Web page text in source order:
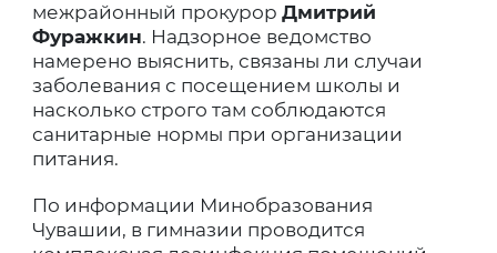
межрайонный прокурор Дмитрий
Фуражкин. Надзорное ведомство
намерено выяснить, связаны ли случаи
заболевания с посещением школы и
насколько строго там соблюдаются
санитарные нормы при организации
питания.
По информации Минобразования
Чувашии, в гимназии проводится